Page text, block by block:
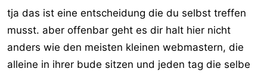
tja das ist eine entscheidung die du selbst treffen
musst. aber offenbar geht es dir halt hier nicht
anders wie den meisten kleinen webmastern, die
alleine in ihrer bude sitzen und jeden tag die selbe